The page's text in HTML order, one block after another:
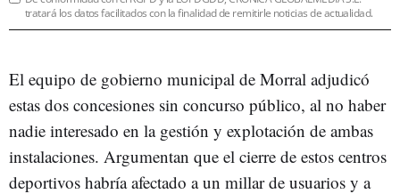
tratará los datos facilitados con la finalidad de remitirle noticias de actualidad.
El equipo de gobierno municipal de Morral adjudicó
estas dos concesiones sin concurso público, al no haber
nadie interesado en la gestión y explotación de ambas
instalaciones. Argumentan que el cierre de estos centros
deportivos habría afectado a un millar de usuarios y a